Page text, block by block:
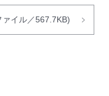
ァイル／567.7KB)